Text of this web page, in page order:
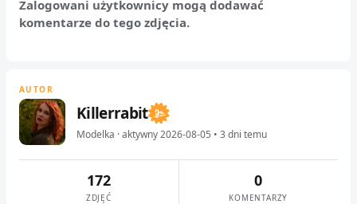
Zalogowani użytkownicy mogą dodawać
komentarze do tego zdjęcia.
AUTOR
Killerrabit
Modelka · aktywny 2026-08-05 • 3 dni temu
172
ZDJĘĆ
0
KOMENTARZY